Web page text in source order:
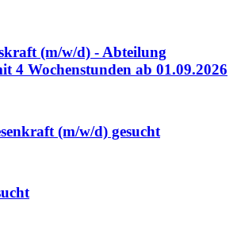
(m/w/d) - Abteilung
4 Wochenstunden ab 01.09.2026
(m/w/d) gesucht